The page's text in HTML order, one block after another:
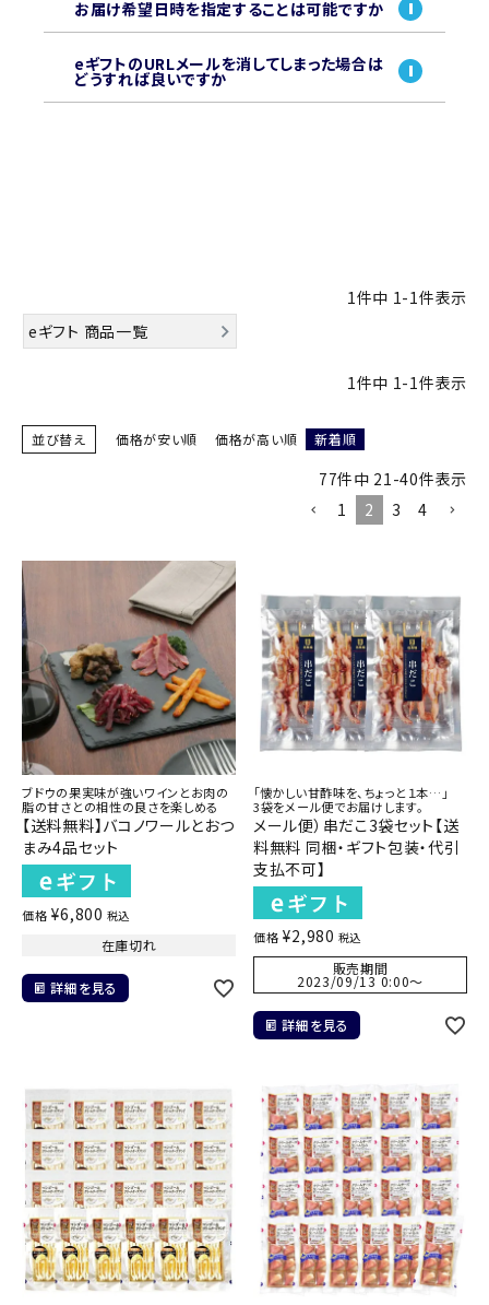
お届け希望日時を指定することは可能ですか
eギフトのURLメールを消してしまった場合は
どうすれば良いですか
1件中 1-1件表示
eギフト 商品一覧
1件中 1-1件表示
並び替え 価格が安い順 価格が高い順 新着順
77件中 21 -40件表示
1
2 3 4
ブドウの果実味が強いワインとお肉の
脂の甘さとの相性の良さを楽しめる
【送料無料】バコノワールとおつ
まみ4品セット
価格 ¥6,800 税込
在庫切れ
詳細を見る
「懐かしい甘酢味を、ちょっと１本…」
3袋をメール便でお届けします。
メール便）串だこ3袋セット【送
料無料 同梱・ギフト包装・代引
支払不可】
価格 ¥2,980 税込
販売期間
2023/09/13 0:00〜
詳細を見る